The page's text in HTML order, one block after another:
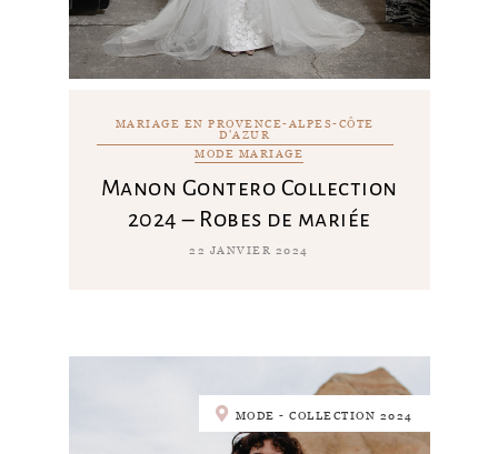
MARIAGE EN PROVENCE-ALPES-CÔTE
D'AZUR
MODE MARIAGE
Manon Gontero Collection
2024 – Robes de mariée
22 JANVIER 2024
MODE - COLLECTION 2024